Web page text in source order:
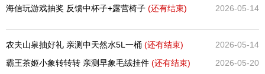
2026-05-14
海信玩游戏抽奖 反馈中杯子+露营椅子 (还有结束)
2026-05-14
农夫山泉抽好礼 亲测中天然水5L一桶 (还有结束)
2026-05-20
霸王茶姬小象转转转 亲测早象毛绒挂件 (还有结束)